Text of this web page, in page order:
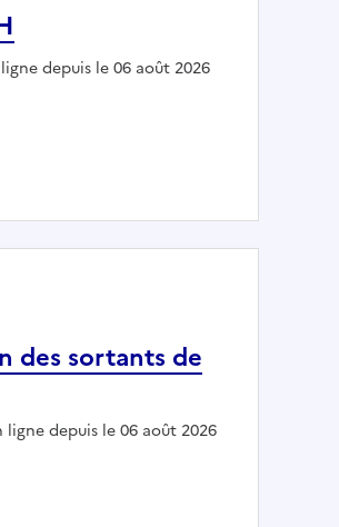
depuis le 06 août 2026
des sortants de
ligne depuis le 06 août 2026
des sortants de prison H/F